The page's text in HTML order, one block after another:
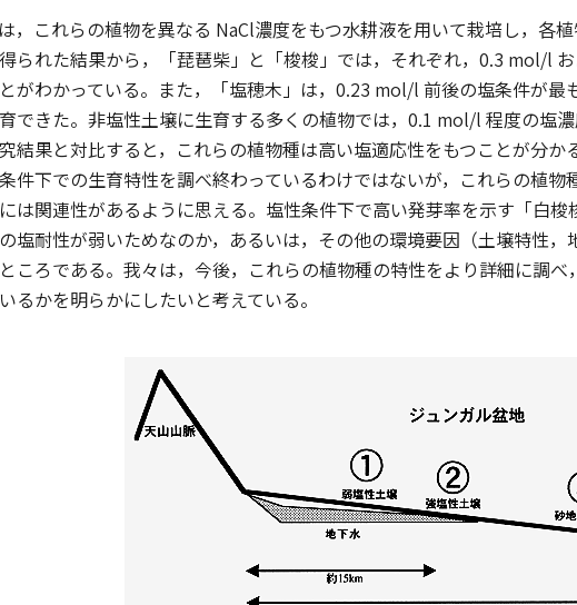
，これらの植物を異なる NaCl濃度をもつ水耕液を用いて栽培し，各
られた結果から，「琵琶柴」と「梭梭」では，それぞれ，0.3 mol/l
がわかっている。また，「塩穂木」は，0.23 mol/l 前後の塩条件が
できた。非塩性土壌に生育する多くの植物では，0.1 mol/l 程度の塩
結果と対比すると，これらの植物種は高い塩適応性をもつことが分
件下での生育特性を調べ終わっているわけではないが，これらの植
は関連性があるように思える。塩性条件下で高い発芽率を示す「白
塩耐性が弱いためなのか，あるいは，その他の環境要因（土壌特性
ころである。我々は，今後，これらの植物種の特性をより詳細に調
るかを明らかにしたいと考えている。